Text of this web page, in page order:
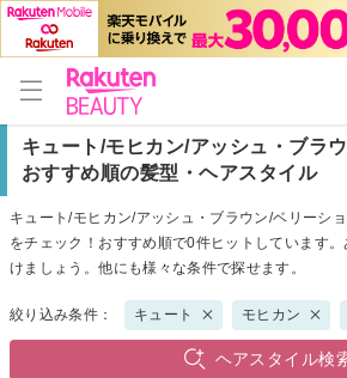
キュート/モヒカン/アッシュ・ブラ
おすすめ順の髪型・ヘアスタイル
キュート/モヒカン/アッシュ・ブラウン/ベリーシ
をチェック！おすすめ順で0件ヒットしています
けましょう。他にも様々な条件で探せます。
絞り込み条件： キュート モヒカン
ヘアスタイル検